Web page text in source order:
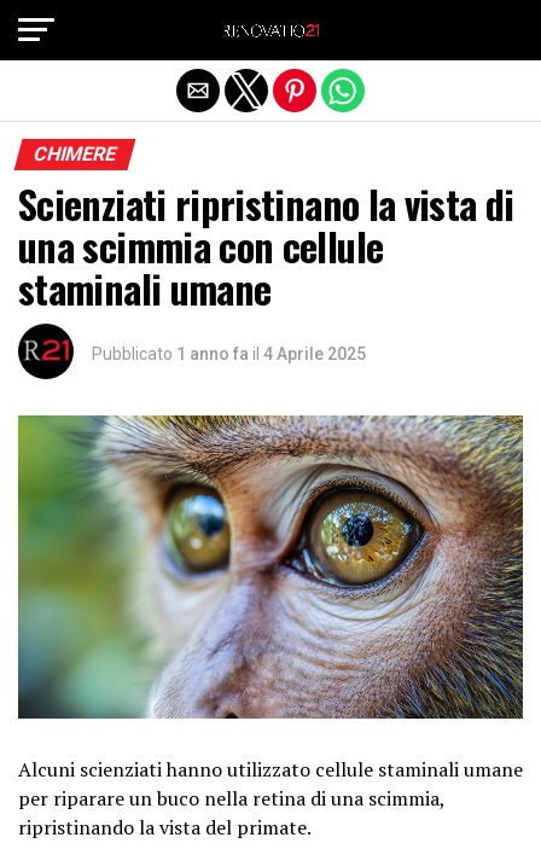
CHIMERE
Scienziati ripristinano la vista di
una scimmia con cellule
staminali umane
Pubblicato 1 anno fa il 4 Aprile 2025
Alcuni scienziati hanno utilizzato cellule staminali umane
per riparare un buco nella retina di una scimmia,
ripristinando la vista del primate.
Exit mobile version